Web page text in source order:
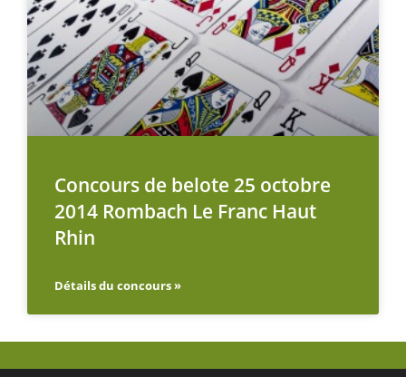
Concours de belote 25 octobre
2014 Rombach Le Franc Haut
Rhin
Détails du concours »